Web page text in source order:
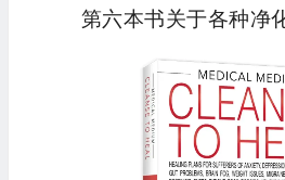
第六本书关于各种净